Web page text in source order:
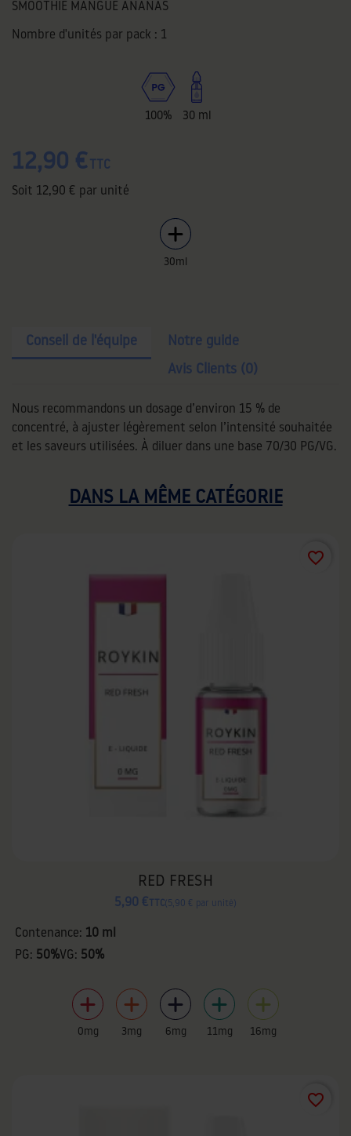
SMOOTHIE MANGUE ANANAS
Nombre d'unités par pack : 1
100% 30 ml
12,90 € TTC
Soit 12,90 € par unité
30ml
Conseil de l'équipe
Notre guide
Avis Clients (0)
Nous recommandons un dosage d’environ 15 % de
concentré, à ajuster légèrement selon l’intensité souhaitée
et les saveurs utilisées. À diluer dans une base 70/30 PG/VG.
DANS LA MÊME CATÉGORIE
RED FRESH
5,90 € TTC 5,90 € par unité
Contenance: 10 ml
PG: 50%VG: 50%
0mg 3mg 6mg 11mg 16mg
favorite_border
favorite_border